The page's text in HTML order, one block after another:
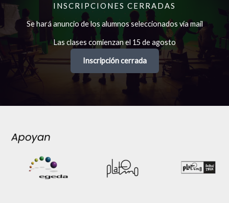
INSCRIPCIONES CERRADAS
Se hará anuncio de los alumnos seleccionados vía mail
Las clases comienzan el 15 de agosto
Inscripción cerrada